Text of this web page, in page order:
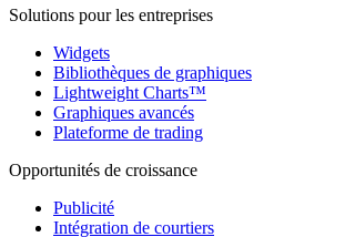
Solutions pour les entreprises
Widgets
Bibliothèques de graphiques
Lightweight Charts™
Graphiques avancés
Plateforme de trading
Opportunités de croissance
Publicité
Intégration de courtiers